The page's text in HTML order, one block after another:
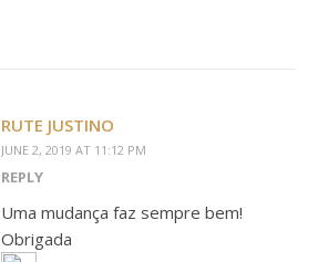
RUTE JUSTINO
JUNE 2, 2019 AT 11:12 PM
REPLY
Uma mudança faz sempre bem!
Obrigada